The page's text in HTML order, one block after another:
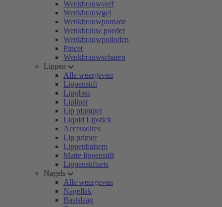
Wenkbrauwverf
Wenkbrauwgel
Wenkbrauwpomade
Wenkbrauw poeder
Wenkbrauwpotloden
Pincet
Wenkbrauwscharen
Lippen
Alle weergeven
Lippenstift
Lipgloss
Lipliner
Lip plumper
Liquid Lipstick
Accessoires
Lip primer
Lippenbalsem
Matte lippenstift
Lippenstiftsets
Nagels
Alle weergeven
Nagellak
Basislaag